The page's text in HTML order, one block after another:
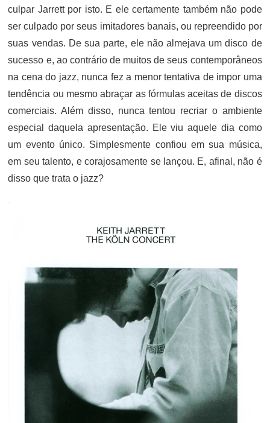
culpar Jarrett por isto. E ele certamente também não pode
ser culpado por seus imitadores banais, ou repreendido por
suas vendas. De sua parte, ele não almejava um disco de
sucesso e, ao contrário de muitos de seus contemporâneos
na cena do jazz, nunca fez a menor tentativa de impor uma
tendência ou mesmo abraçar as fórmulas aceitas de discos
comerciais. Além disso, nunca tentou recriar o ambiente
especial daquela apresentação. Ele viu aquele dia como
um evento único. Simplesmente confiou em sua música,
em seu talento, e corajosamente se lançou. E, afinal, não é
disso que trata o jazz?